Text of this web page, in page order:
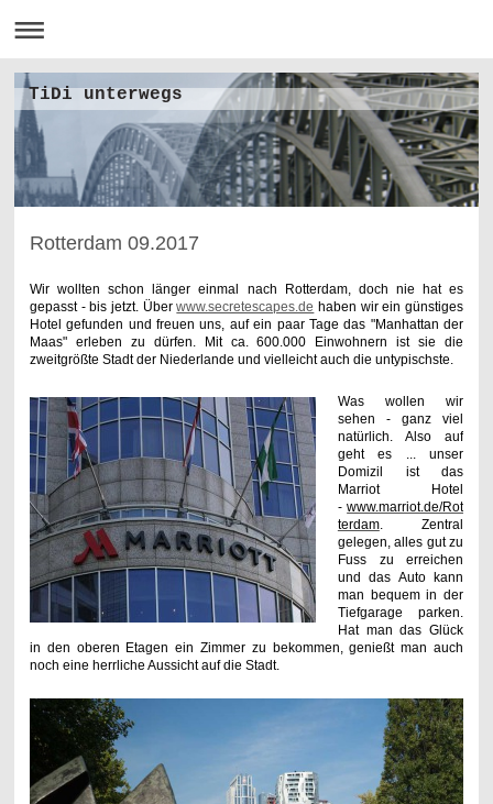
TiDi unterwegs
Rotterdam 09.2017
Wir wollten schon länger einmal nach Rotterdam, doch nie hat es
gepasst - bis jetzt. Überwww.secretescapes.de haben wir ein günstiges
Hotel gefunden und freuen uns, auf ein paar Tage das "Manhattan der
Maas" erleben zu dürfen. Mit ca. 600.000 Einwohnern ist sie die
zweitgrößte Stadt der Niederlande und vielleicht auch die untypischste.
Was wollen wir
sehen - ganz viel
natürlich. Also auf
geht es ... unser
Domizil ist das
Marriot Hotel
- www.marriot.de/Rot
terdam. Zentral
gelegen, alles gut zu
Fuss zu erreichen
und das Auto kann
man bequem in der
Tiefgarage parken.
Hat man das Glück
in den oberen Etagen ein Zimmer zu bekommen, genießt man auch
noch eine herrliche Aussicht auf die Stadt.